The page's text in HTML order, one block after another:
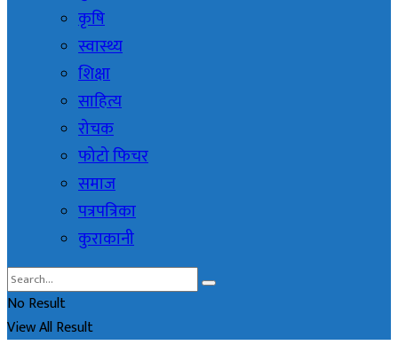
कृषि
स्वास्थ्य
शिक्षा
साहित्य
रोचक
फोटो फिचर
समाज
पत्रपत्रिका
कुराकानी
No Result
View All Result